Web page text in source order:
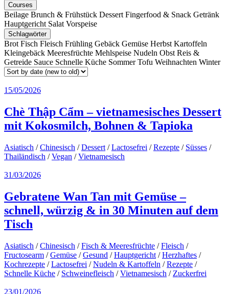
Courses
Beilage Brunch & Frühstück Dessert Fingerfood & Snack Getränk
Hauptgericht Salat Vorspeise
Schlagwörter
Brot Fisch Fleisch Frühling Gebäck Gemüse Herbst Kartoffeln
Kleingebäck Meeresfrüchte Mehlspeise Nudeln Obst Reis &
Getreide Sauce Schnelle Küche SommerTofu Weihnachten Winter
15/05/2026
Chè Thập Cẩm – vietnamesisches Dessert
mit Kokosmilch, Bohnen & Tapioka
Asiatisch /Chinesisch /Dessert /Lactosefrei /Rezepte / Süsses /
Thailändisch /Vegan /Vietnamesisch
31/03/2026
Gebratene Wan Tan mit Gemüse –
schnell, würzig & in 30 Minuten auf dem
Tisch
Asiatisch /Chinesisch /Fisch & Meeresfrüchte /Fleisch /
Fructosearm /Gemüse /Gesund /Hauptgericht /Herzhaftes /
Kochrezepte /Lactosefrei /Nudeln & Kartoffeln /Rezepte /
Schnelle Küche / Schweinefleisch /Vietnamesisch / Zuckerfrei
23/01/2026